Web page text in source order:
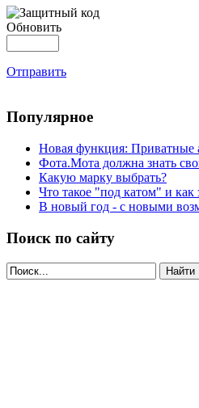
Обновить
Отправить
Популярное
Новая функция: Приватные
Фота.Мота должна знать
Какую марку выбрать?
Что такое "под катом" и как
В новый год - с новыми
Поиск по сайту
Найти